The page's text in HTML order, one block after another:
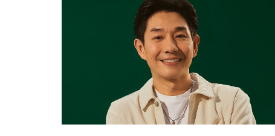
เพื่อไต่ขึ้นสู่เป้าหมายที่คาดหวังเอาไว้